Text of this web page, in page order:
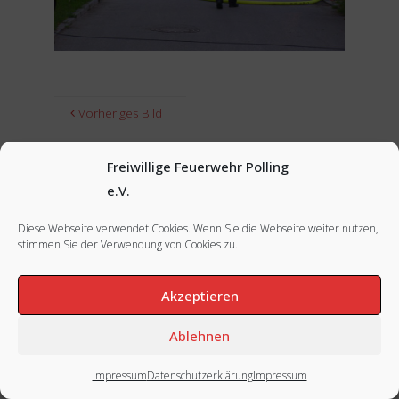
Freiwillige Feuerwehr Polling
e.V.
Diese Webseite verwendet Cookies. Wenn Sie die Webseite weiter nutzen,
stimmen Sie der Verwendung von Cookies zu.
Akzeptieren
Ablehnen
ImpressumDatenschutzerklärungImpressum
Vorheriges Bild